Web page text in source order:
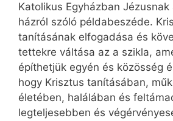
Katolikus Egyházban
házról szóló példabeszéde.
tanításának elfogadása és
tettekre váltása az a szikla,
építhetjük egyén és közösség
hogy Krisztus tanításában,
életében, halálában és
legteljesebben és